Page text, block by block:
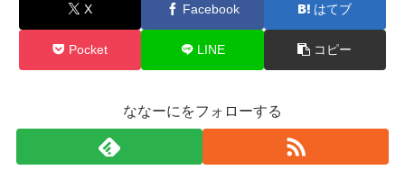
X Facebook はてブ
Pocket LINE コピー
ななーにをフォローする